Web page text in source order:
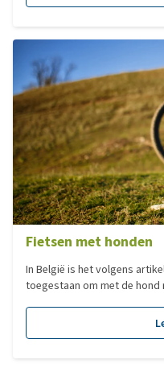
Fietsen met honden
In België is het volgens
toegestaan om met de
u uw hond meeneemt
buitenland of fietst u daar